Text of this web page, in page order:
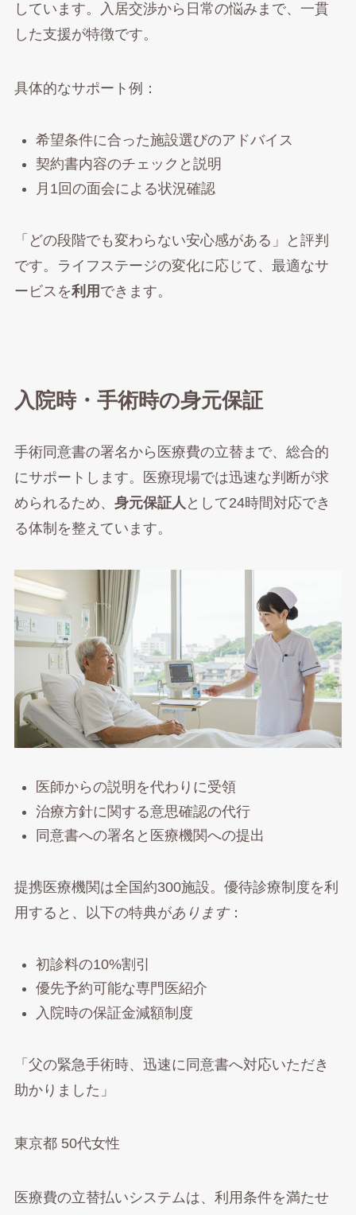
しています。入居交渉から日常の悩みまで、一貫
した支援が特徴です。
具体的なサポート例：
希望条件に合った施設選びのアドバイス
契約書内容のチェックと説明
月1回の面会による状況確認
「どの段階でも変わらない安心感がある」と評判
です。ライフステージの変化に応じて、最適なサ
ービスを利用 できます。
入院時・手術時の身元保証
手術同意書の署名から医療費の立替まで、総合的
にサポートします。医療現場では迅速な判断が求
められるため、 身元保証人 として24時間対応でき
る体制を整えています。
医師からの説明を代わりに受領
治療方針に関する意思確認の代行
同意書への署名と医療機関への提出
提携医療機関は全国約300施設。優待診療制度を利
用すると、以下の特典があります：
初診料の10%割引
優先予約可能な専門医紹介
入院時の保証金減額制度
「父の緊急手術時、迅速に同意書へ対応いただき
助かりました」
東京都 50代女性
医療費の立替払いシステムは、利用条件を満たせ